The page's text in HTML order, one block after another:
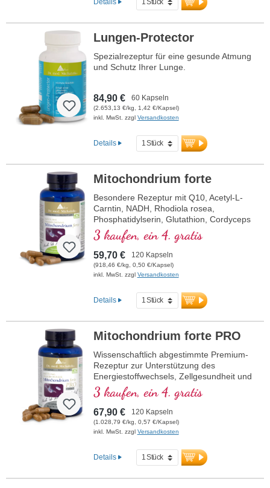
Details
Lungen-Protector
Spezialrezeptur für eine gesunde Atmung
und Schutz Ihrer Lunge.
84,90 € 60 Kapseln
(2.653,13 €/kg, 1,42 €/Kapsel)
inkl. MwSt. zzgl Versandkosten
Details
Mitochondrium forte
Besondere Rezeptur mit Q10, Acetyl-L-
Carntin, NADH, Rhodiola rosea,
Phosphatidylserin, Glutathion, Cordyceps
und Kupfer, welches zu einem normalen
Stoffwechsel zur Energiegewinnung
beiträgt (in Form von ATP in der
Zellatmungskette).
3 kaufen, ein 4. gratis
59,70 € 120 Kapseln
(918,46 €/kg, 0,50 €/Kapsel)
inkl. MwSt. zzgl Versandkosten
Details
Mitochondrium forte PRO
Wissenschaftlich abgestimmte Premium-
Rezeptur zur Unterstützung des
Energiestoffwechsels, Zellgesundheit und
die Zellatmung in den Mitochondrien.
Enthält Resveratrol, OPC, Q10, NADH
und Thiamin zur Förderung des
Energiestoffwechsels sowie bioaktive
Folsäure (Methyltetrahydrofolat), die
Alpha-Liponsäure in der wertvollen
Sodium-R-Lipoat-Form. Vegan,
3 kaufen, ein 4. gratis
67,90 € 120 Kapseln
(1.028,79 €/kg, 0,57 €/Kapsel)
inkl. MwSt. zzgl Versandkosten
Details